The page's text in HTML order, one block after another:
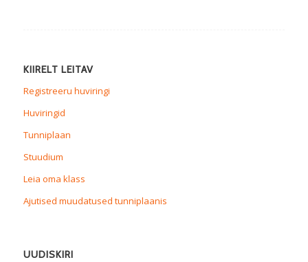
KIIRELT LEITAV
Registreeru huviringi
Huviringid
Tunniplaan
Stuudium
Leia oma klass
Ajutised muudatused tunniplaanis
UUDISKIRI